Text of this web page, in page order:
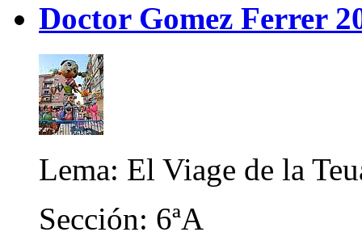
Doctor Gomez Ferrer
Lema: El Viage de la
Sección: 6ªA